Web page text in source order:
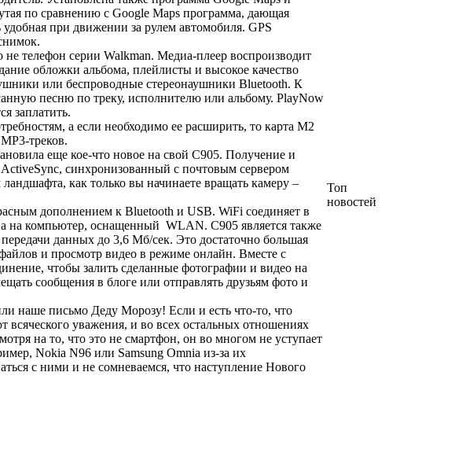
по сравнению с Google Maps программа, дающая
при движении за рулем автомобиля. GPS
телефон серии Walkman. Медиа-плеер воспроизводит
обложки альбома, плейлисты и высокое качество
или беспроводные стереонаушники Bluetooth. К
песню по треку, исполнителю или альбому. PlayNow
заплатить.
а если необходимо ее расширить, то карта М2
треков.
еще кое-что новое на свой C905. Получение и
синхронизованный с почтовым сервером
как только вы начинаете вращать камеру –
дополнением к Bluetooth и USB. WiFi соединяет в
на компьютер, оснащенный WLAN. C905 является также
данных до 3,6 Mб/сек. Это достаточно большая
и просмотр видео в режиме онлайн. Вместе с
чтобы залить сделанные фотографии и видео на
сообщения в блоге или отправлять друзьям фото и
наше письмо Деду Морозу! Если и есть что-то, что
уважения, и во всех остальных отношениях
на то, что это не смартфон, он во многом не уступает
Nokia N96 или Samsung Omnia из-за их
с ними и не сомневаемся, что наступление Нового
Топ
новостей